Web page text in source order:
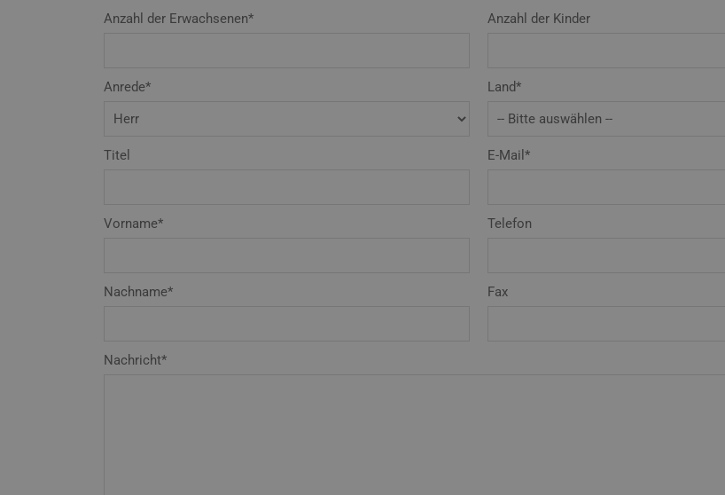
Anzahl der Erwachsenen* Anzahl der Kinder
Anrede*
Titel
Vorname*
Nachname*
Land*
E-Mail*
Telefon
Fax
Nachricht*